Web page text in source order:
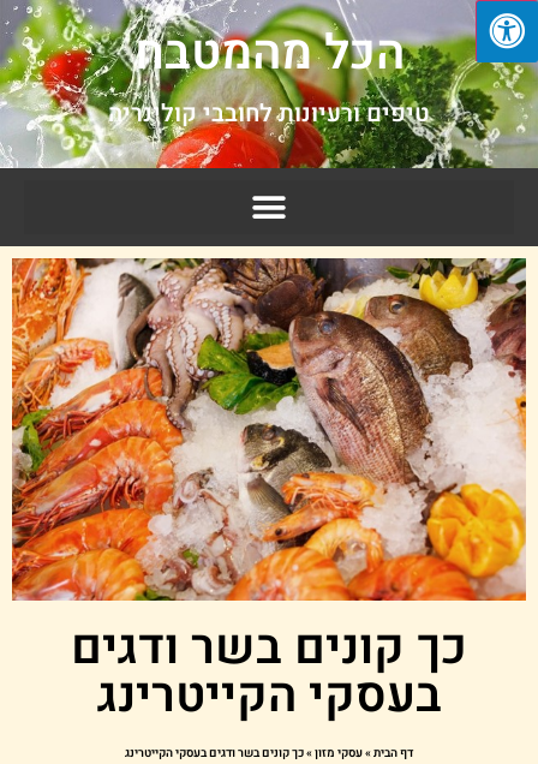
הכל מהמטבח
טיפים ורעיונות לחובבי קולינריה
כך קונים בשר ודגים
בעסקי הקייטרינג
דף הבית»עסקי מזון»כך קונים בשר ודגים בעסקי הקייטרינג